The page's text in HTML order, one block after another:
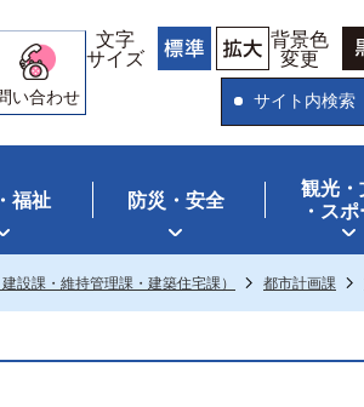
い合わせ
文字
サイズ
背景色
変更
サイト内検索
福祉 防災・安全
観光・
・ス
設課・維持管理課・建築住宅課） 都市計画課